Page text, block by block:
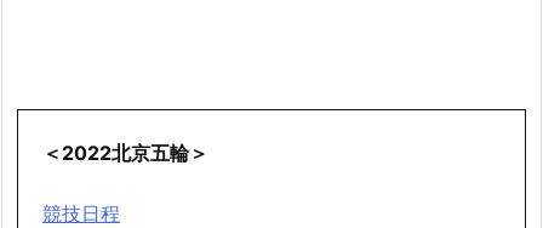
＜2022北京五輪＞
競技日程